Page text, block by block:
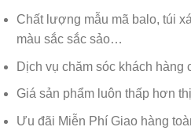
Chất lượng mẫu mã balo, túi
màu sắc sắc sảo…
Dịch vụ chăm sóc khách hàng
Giá sản phẩm luôn thấp hơn
Ưu đãi Miễn Phí Giao hàng